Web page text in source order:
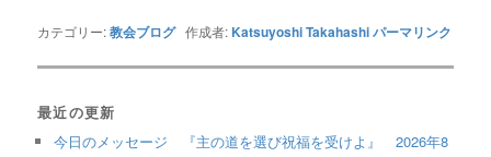
カテゴリー:教会ブログ作成者: Katsuyoshi Takahashiパーマリンク
最近の更新
今日のメッセージ 『主の道を選び祝福を受けよ』 2026年8